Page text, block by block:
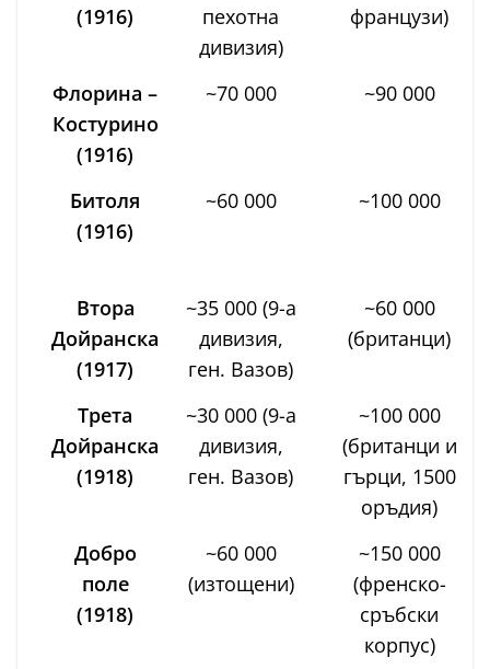
(1916)
пехотна
дивизия)
французи)
Флорина –
Костурино
(1916)
~70 000 ~90 000
Битоля
(1916)
~60 000 ~100 000
Втора
Дойранска
(1917)
~35 000 (9-а
дивизия,
ген. Вазов)
~60 000
(британци)
Трета
Дойранска
(1918)
~30 000 (9-а
дивизия,
ген. Вазов)
~100 000
(британци и
гърци, 1500
оръдия)
Добро
поле
(1918)
~60 000
(изтощени)
~150 000
(френско-
сръбски
корпус)